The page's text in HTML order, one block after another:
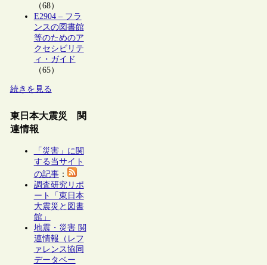
（68）
E2904 – フラ
ンスの図書館
等のためのア
クセシビリテ
ィ・ガイド
（65）
続きを見る
東日本大震災 関
連情報
「災害」に関
する当サイト
の記事：
調査研究リポ
ート「東日本
大震災と図書
館」
地震・災害 関
連情報（レフ
ァレンス協同
データベー